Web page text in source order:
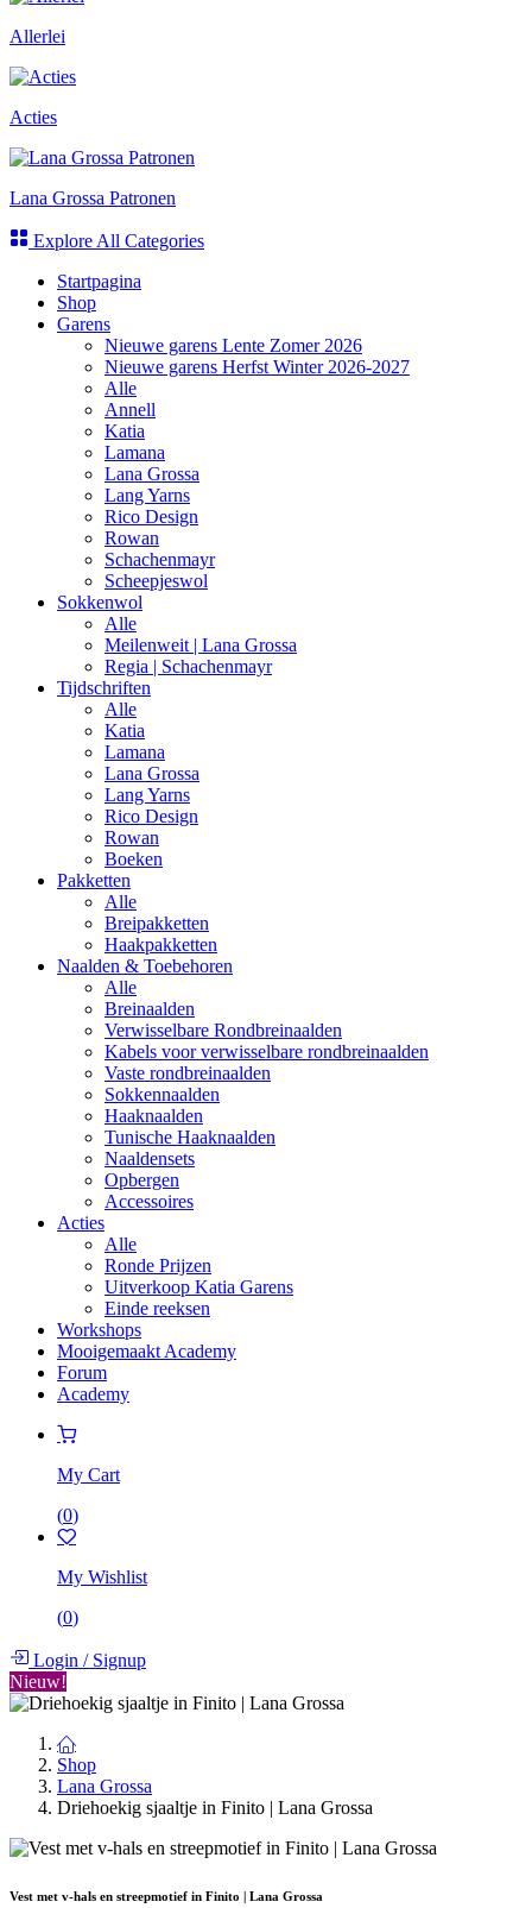
Allerlei
Acties
Lana Grossa Patronen
Explore All Categories
Startpagina
Shop
Garens
Nieuwe garens Lente Zomer 2026
Nieuwe garens Herfst Winter 2026-2027
Alle
Annell
Katia
Lamana
Lana Grossa
Lang Yarns
Rico Design
Rowan
Schachenmayr
Scheepjeswol
Sokkenwol
Alle
Meilenweit | Lana Grossa
Regia | Schachenmayr
Tijdschriften
Alle
Katia
Lamana
Lana Grossa
Lang Yarns
Rico Design
Rowan
Boeken
Pakketten
Alle
Breipakketten
Haakpakketten
Naalden & Toebehoren
Alle
Breinaalden
Verwisselbare Rondbreinaalden
Kabels voor verwisselbare rondbreinaalden
Vaste rondbreinaalden
Sokkennaalden
Haaknaalden
Tunische Haaknaalden
Naaldensets
Opbergen
Accessoires
Acties
Alle
Ronde Prijzen
Uitverkoop Katia Garens
Einde reeksen
Workshops
Mooigemaakt Academy
Forum
Academy
My Cart
(0)
My Wishlist
(0)
Login /Signup
Nieuw!
Shop
Lana Grossa
Driehoekig sjaaltje in Finito | Lana Grossa
Vest met v-hals en streepmotief in Finito | Lana Grossa